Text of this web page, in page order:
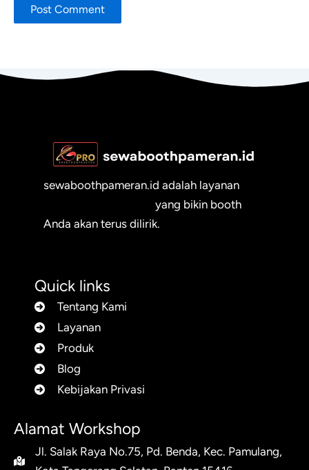
sewaboothpameran.id adalah layanan
yang bikin booth
Anda akan terus dilirik.
Quick links
Tentang Kami
Layanan
Produk
Blog
Kebijakan Privasi
Alamat Workshop
Jl. Salak Raya No.75, Pd. Benda, Kec. Pamulang,